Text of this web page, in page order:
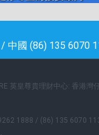
中國 (86) 135 6070
英皇尊貴理財中心: 香港灣
1888 / (86) 135 6070